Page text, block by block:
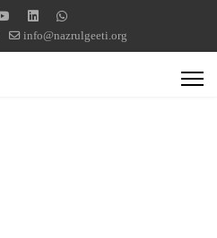
info@nazrulgeeti.org